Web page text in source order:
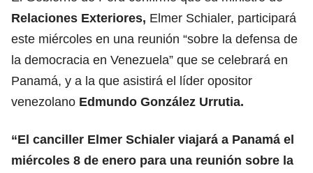
Relaciones Exteriores, Elmer Schialer, participará
este miércoles en una reunión “sobre la defensa de
la democracia en Venezuela” que se celebrará en
Panamá, y a la que asistirá el líder opositor
venezolano Edmundo González Urrutia.
“El canciller Elmer Schialer viajará a Panamá el
miércoles 8 de enero para una reunión sobre la